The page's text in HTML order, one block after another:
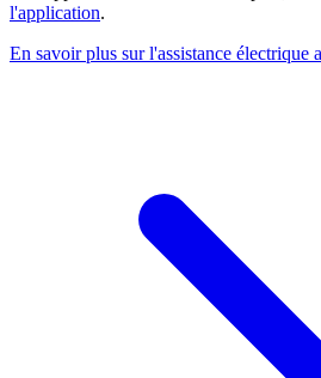
l'application.
En savoir plus sur l'assistance électrique